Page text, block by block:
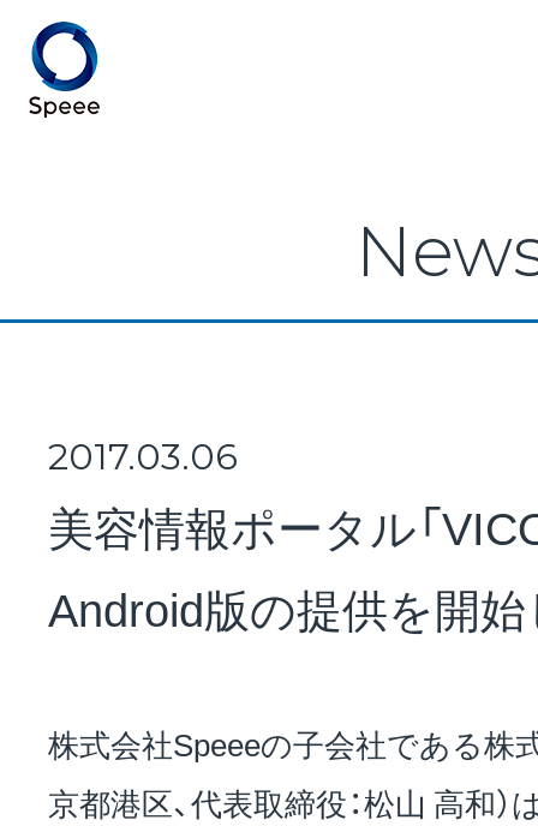
Speeeとは
NEWS
採用情報
2017.03.06
美容情報ポータル「
Android版の提供を開
株式会社Speeeの子会社である株
京都港区、代表取締役：松山 高和